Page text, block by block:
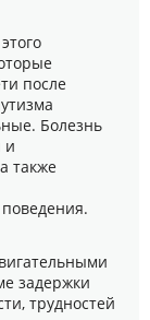
после
Болезнь
и
также
задержки
трудностей